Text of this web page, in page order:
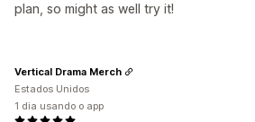
plan, so might as well try it!
Vertical Drama Merch
Estados Unidos
1 dia usando o app